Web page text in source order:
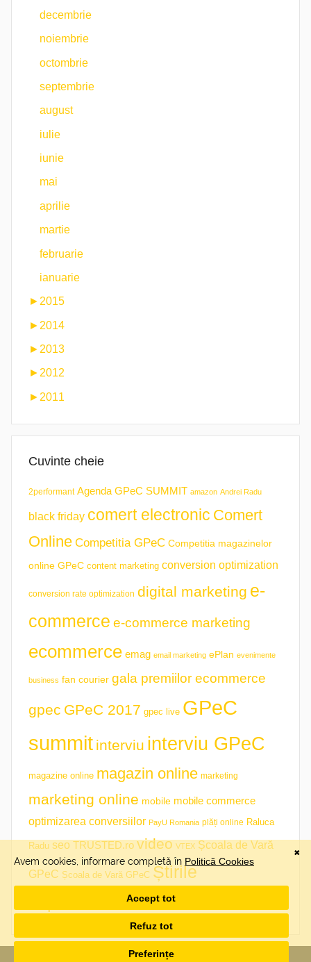
decembrie
noiembrie
octombrie
septembrie
august
iulie
iunie
mai
aprilie
martie
februarie
ianuarie
► 2015
► 2014
► 2013
►2012
► 2011
Cuvinte cheie
2performant Agenda GPeC SUMMIT amazon Andrei Radu
black friday comert electronic Comert
Online Competitia GPeC Competitia magazinelor
online GPeC content marketing conversion optimization
conversion rate optimization digital marketing e-
commerce e-commerce marketing
ecommerce emag email marketing ePlan evenimente
business fan courier gala premiilor ecommerce
gpec GPeC 2017 gpec live GPeC
summit interviu interviu GPeC
magazine online magazin online marketing
marketing online mobile mobile commerce
optimizarea conversiilor PayU Romania plăți online Raluca
Radu seo TRUSTED.ro video VTEX Școala de Vară
GPeC Școala de Vară GPeC Știrile